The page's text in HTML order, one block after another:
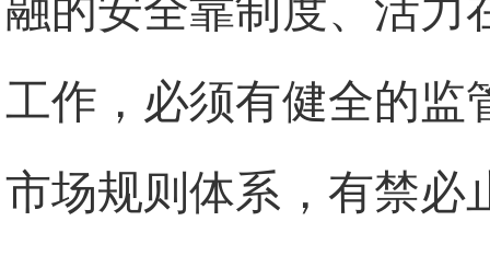
融的安全靠制度、活力
工作，必须有健全的监
市场规则体系，有禁必